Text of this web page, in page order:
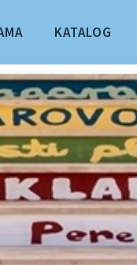
KATALOG